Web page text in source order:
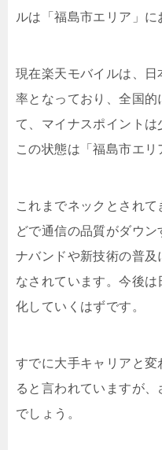
ルは「福島市エリア」に
現在楽天モバイルは、
率となっており、全国
て、マイナスポイントは
この状態は「福島市エリ
これまでネックとされ
どで通信の品質がダウ
ナバンドや新技術の普
なされています。今後
化していくはずです。
すでに大手キャリアと
ると言われていますが、
でしょう。